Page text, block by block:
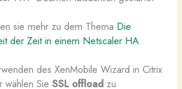
sie mehr zu dem Thema Die
der Zeit in einem Netscaler HA
des XenMobile Wizard in Citrix
wählen SieSSL offload zu